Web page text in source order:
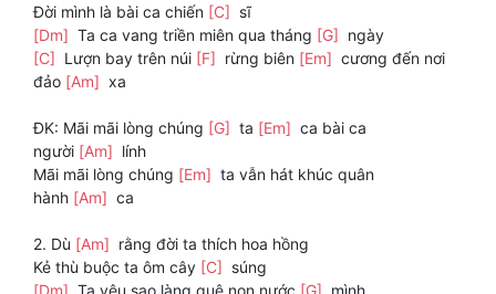
Đời mình là bài ca chiến [C] sĩ
[Dm] Ta ca vang triền miên qua tháng [G] ngày
[C] Lượn bay trên núi [F] rừng biên [Em] cương đến nơi
đảo [Am] xa
ĐK: Mãi mãi lòng chúng [G] ta [Em] ca bài ca
người [Am] lính
Mãi mãi lòng chúng [Em] ta vẫn hát khúc quân
hành [Am] ca
2. Dù [Am] rằng đời ta thích hoa hồng
Kẻ thù buộc ta ôm cây [C] súng